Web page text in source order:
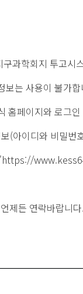
과학회지 투고시
보는 사용이 불가
홈페이지와 로그
(아이디와 비밀번
'https://
제든 연락바랍니